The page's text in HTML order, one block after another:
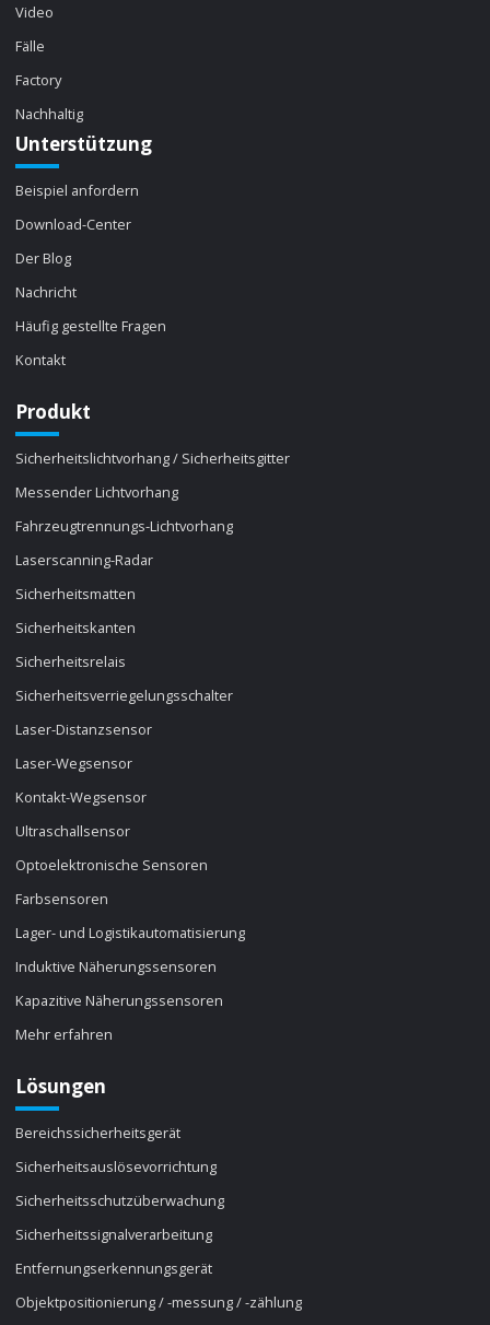
Video
Fälle
Factory
Nachhaltig
Unterstützung
Beispiel anfordern
Download-Center
Der Blog
Nachricht
Häufig gestellte Fragen
Kontakt
Produkt
Sicherheitslichtvorhang / Sicherheitsgitter
Messender Lichtvorhang
Fahrzeugtrennungs-Lichtvorhang
Laserscanning-Radar
Sicherheitsmatten
Sicherheitskanten
Sicherheitsrelais
Sicherheitsverriegelungsschalter
Laser-Distanzsensor
Laser-Wegsensor
Kontakt-Wegsensor
Ultraschallsensor
Optoelektronische Sensoren
Farbsensoren
Lager- und Logistikautomatisierung
Induktive Näherungssensoren
Kapazitive Näherungssensoren
Mehr erfahren
Lösungen
Bereichssicherheitsgerät
Sicherheitsauslösevorrichtung
Sicherheitsschutzüberwachung
Sicherheitssignalverarbeitung
Entfernungserkennungsgerät
Objektpositionierung / -messung / -zählung